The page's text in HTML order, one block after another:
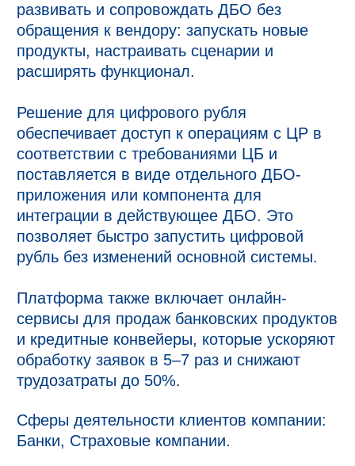
развивать и сопровождать ДБО без
обращения к вендору: запускать новые
продукты, настраивать сценарии и
расширять функционал.
Решение для цифрового рубля
обеспечивает доступ к операциям с ЦР в
соответствии с требованиями ЦБ и
поставляется в виде отдельного ДБО-
приложения или компонента для
интеграции в действующее ДБО. Это
позволяет быстро запустить цифровой
рубль без изменений основной системы.
Платформа также включает онлайн-
сервисы для продаж банковских продуктов
и кредитные конвейеры, которые ускоряют
обработку заявок в 5–7 раз и снижают
трудозатраты до 50%.
Сферы деятельности клиентов компании:
Банки, Страховые компании.